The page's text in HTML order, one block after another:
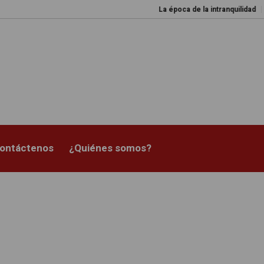
La época de la intranquilidad
¿Quiénes somos?